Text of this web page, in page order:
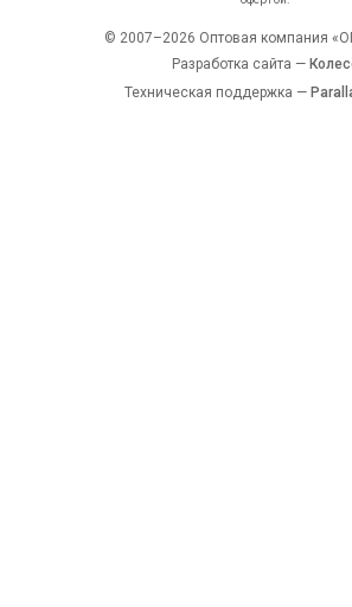
© 2007–2026 Оптовая компания
Разработка сайта —
Техническая поддержка —